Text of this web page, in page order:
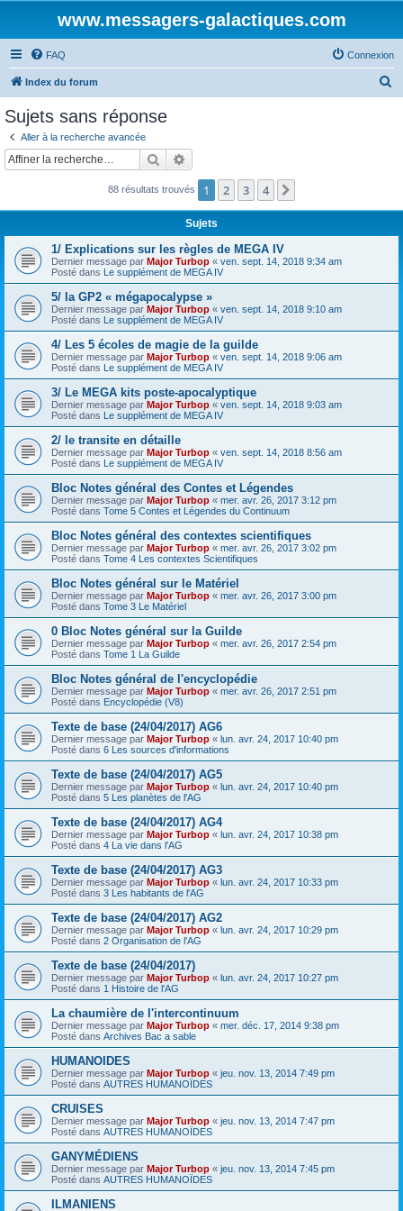
www.messagers-galactiques.com
FAQ Connexion
Index du forum
c
Sujets sans réponse
Aller à la recherche avancée
Rechercher
88 résultats trouvés 1 2 3 4
Sujets
1/ Explications sur les règles de MEGA IV
Dernier message par Major Turbop « ven. sept. 14, 2018 9:34 am
Posté dans Le supplément de MEGA IV
5/ la GP2 « mégapocalypse »
Dernier message par Major Turbop « ven. sept. 14, 2018 9:10 am
Posté dans Le supplément de MEGA IV
4/ Les 5 écoles de magie de la guilde
Dernier message par Major Turbop « ven. sept. 14, 2018 9:06 am
Posté dans Le supplément de MEGA IV
3/ Le MEGA kits poste-apocalyptique
Dernier message par Major Turbop « ven. sept. 14, 2018 9:03 am
Posté dans Le supplément de MEGA IV
2/ le transite en détaille
Dernier message par Major Turbop « ven. sept. 14, 2018 8:56 am
Posté dans Le supplément de MEGA IV
Bloc Notes général des Contes et Légendes
Dernier message par Major Turbop « mer. avr. 26, 2017 3:12 pm
Posté dans Tome 5 Contes et Légendes du Continuum
Bloc Notes général des contextes scientifiques
Dernier message par Major Turbop « mer. avr. 26, 2017 3:02 pm
Posté dans Tome 4 Les contextes Scientifiques
Bloc Notes général sur le Matériel
Dernier message par Major Turbop « mer. avr. 26, 2017 3:00 pm
Posté dans Tome 3 Le Matériel
0 Bloc Notes général sur la Guilde
Dernier message par Major Turbop « mer. avr. 26, 2017 2:54 pm
Posté dans Tome 1 La Guilde
Bloc Notes général de l'encyclopédie
Dernier message par Major Turbop « mer. avr. 26, 2017 2:51 pm
Posté dans Encyclopédie (V8)
Texte de base (24/04/2017) AG6
Dernier message par Major Turbop « lun. avr. 24, 2017 10:40 pm
Posté dans 6 Les sources d'informations
Texte de base (24/04/2017) AG5
Dernier message par Major Turbop « lun. avr. 24, 2017 10:40 pm
Posté dans 5 Les planètes de l'AG
Texte de base (24/04/2017) AG4
Dernier message par Major Turbop « lun. avr. 24, 2017 10:38 pm
Posté dans 4 La vie dans l'AG
Texte de base (24/04/2017) AG3
Dernier message par Major Turbop « lun. avr. 24, 2017 10:33 pm
Posté dans 3 Les habitants de l'AG
Texte de base (24/04/2017) AG2
Dernier message par Major Turbop « lun. avr. 24, 2017 10:29 pm
Posté dans 2 Organisation de l'AG
Texte de base (24/04/2017)
Dernier message par Major Turbop « lun. avr. 24, 2017 10:27 pm
Posté dans 1 Histoire de l'AG
La chaumière de l'intercontinuum
Dernier message par Major Turbop « mer. déc. 17, 2014 9:38 pm
Posté dans Archives Bac a sable
HUMANOIDES
Dernier message par Major Turbop « jeu. nov. 13, 2014 7:49 pm
Posté dans AUTRES HUMANOÏDES
CRUISES
Dernier message par Major Turbop « jeu. nov. 13, 2014 7:47 pm
Posté dans AUTRES HUMANOÏDES
GANYMÉDIENS
Dernier message par Major Turbop « jeu. nov. 13, 2014 7:45 pm
Posté dans AUTRES HUMANOÏDES
ILMANIENS